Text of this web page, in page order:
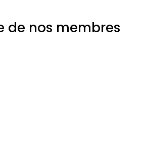
de nos membres